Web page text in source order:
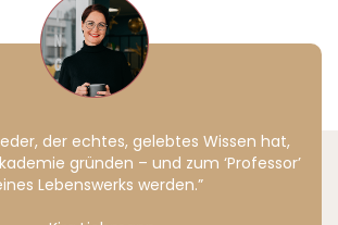
der echtes, gelebtes Wissen hat,
gründen – und zum ‘Professor’
Lebenswerks werden.”